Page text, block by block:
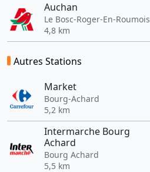
Auchan
Le Bosc-Roger-En-Roumois
4,8 km
Autres Stations
Market
Bourg-Achard
5,2 km
Intermarche Bourg
Achard
Bourg Achard
5,5 km